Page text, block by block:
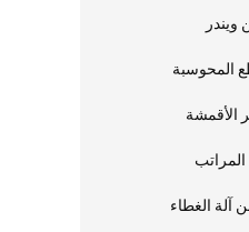
ويندر
المحوسبة
الأقمشة
المراتب
آلة الغطاء